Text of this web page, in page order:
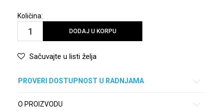
Količina:
DODAJ U KORPU
Sačuvajte u listi želja
PROVERI DOSTUPNOST U RADNJAMA
O PROIZVODU